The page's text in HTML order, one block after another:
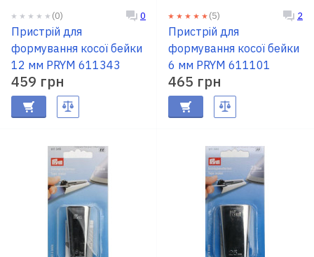
(0) 0
Пристрій для
формування косої бейки
12 мм PRYM 611343
459 грн
(5) 2
Пристрій для
формування косої бейки
6 мм PRYM 611101
465 грн